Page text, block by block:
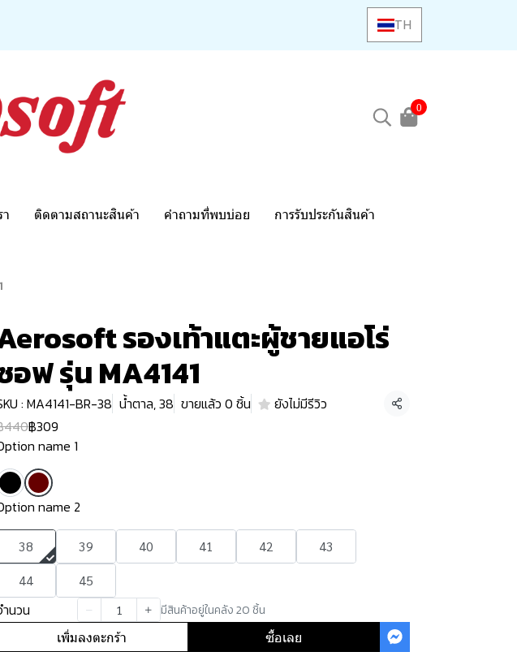
TH
0
ติดตามสถานะสินค้า คำถามที่พบบ่อย การรับประกันสินค้า
รองเท้าแตะผู้ชายแอโร่
อฟ รุ่น MA4141
: MA4141-BR-38 น้ำตาล, 38 ขายแล้ว 0 ชิ้น ยังไม่มีรีวิว แชร์
440฿309
name 1
name 2
38 39 40 41 42
43
44
45
นวน
มีสินค้าอยู่ในคลัง 20 ชิ้น
เพิ่มลงตะกร้า
ซื้อเลย